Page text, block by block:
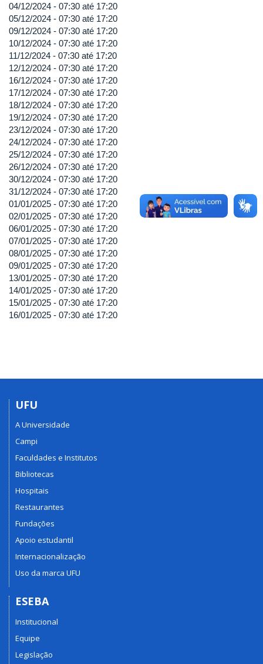
04/12/2024 - 07:30 até 17:20
05/12/2024 - 07:30 até 17:20
09/12/2024 - 07:30 até 17:20
10/12/2024 - 07:30 até 17:20
11/12/2024 - 07:30 até 17:20
12/12/2024 - 07:30 até 17:20
16/12/2024 - 07:30 até 17:20
17/12/2024 - 07:30 até 17:20
18/12/2024 - 07:30 até 17:20
19/12/2024 - 07:30 até 17:20
23/12/2024 - 07:30 até 17:20
24/12/2024 - 07:30 até 17:20
25/12/2024 - 07:30 até 17:20
26/12/2024 - 07:30 até 17:20
30/12/2024 - 07:30 até 17:20
31/12/2024 - 07:30 até 17:20
01/01/2025 - 07:30 até 17:20
02/01/2025 - 07:30 até 17:20
06/01/2025 - 07:30 até 17:20
07/01/2025 - 07:30 até 17:20
08/01/2025 - 07:30 até 17:20
09/01/2025 - 07:30 até 17:20
13/01/2025 - 07:30 até 17:20
14/01/2025 - 07:30 até 17:20
15/01/2025 - 07:30 até 17:20
16/01/2025 - 07:30 até 17:20
UFU
A Universidade
Campi
Faculdades e Institutos
Bibliotecas
Hospitais
Restaurantes
Fundações
Apoio estudantil
Internacionalização
Uso da marca UFU
ESEBA
Institucional
Equipe
Legislação